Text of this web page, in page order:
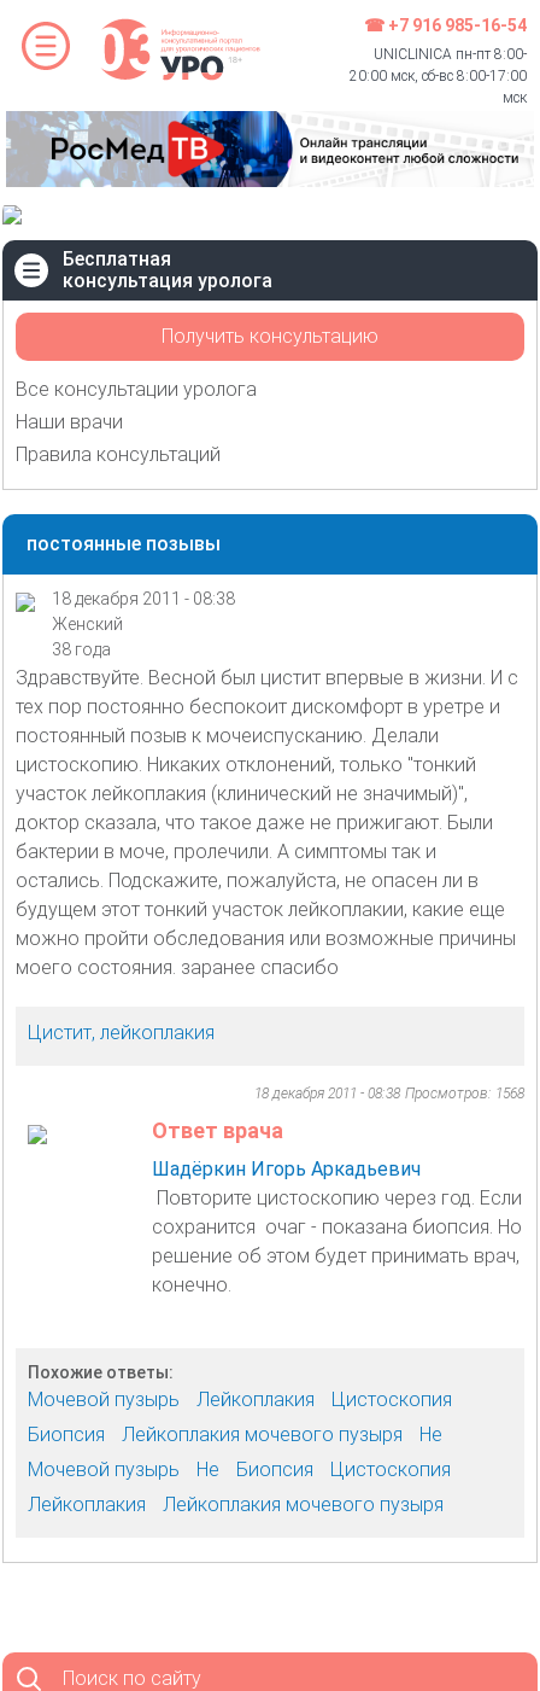
☎ +7 916 985-16-54
UNICLINICA пн-пт 8:00-
20:00 мск, сб-вс 8:00-17:00
мск
Бесплатная
консультация уролога
Получить консультацию
Все консультации уролога
Наши врачи
Правила консультаций
постоянные позывы
18 декабря 2011 - 08:38
Женский
38 года
Здравствуйте. Весной был цистит впервые в жизни. И с
тех пор постоянно беспокоит дискомфорт в уретре и
постоянный позыв к мочеиспусканию. Делали
цистоскопию. Никаких отклонений, только "тонкий
участок лейкоплакия (клинический не значимый)",
доктор сказала, что такое даже не прижигают. Были
бактерии в моче, пролечили. А симптомы так и
остались. Подскажите, пожалуйста, не опасен ли в
будущем этот тонкий участок лейкоплакии, какие еще
можно пройти обследования или возможные причины
моего состояния. заранее спасибо
Цистит, лейкоплакия
18 декабря 2011 - 08:38 Просмотров: 1568
Ответ врача
Шадёркин Игорь Аркадьевич
Повторите цистоскопию через год. Если
сохранится очаг - показана биопсия. Но
решение об этом будет принимать врач,
конечно.
Похожие ответы:
Мочевой пузырь Лейкоплакия
Цистоскопия
Биопсия
Лейкоплакия мочевого пузыря
Не
Мочевой пузырь
Не Биопсия
Цистоскопия
Лейкоплакия
Лейкоплакия мочевого пузыря
Поиск по сайту